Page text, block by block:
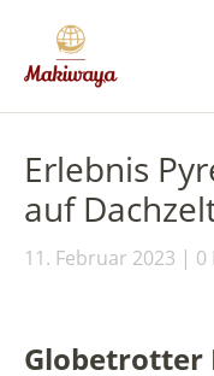
Erlebnis
auf
11. Februar 2023 0
Globetrotter